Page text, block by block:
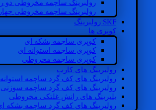
رولبرینگ ساچمه مخروطی دو
رولبرینگ ساچمه مخروطی
SKF رولبرینگ
کوپری ها
کوپری ساچمه بشکه ای
کوپری ساچمه استوانه ای
کوپری ساچمه مخروطی
رولبرینگ های کارب
رولبرینگ های کف گرد ساچمه
رولبرینگ های کف گرد ساچمه سوزنی
بلبرینگ های رانش غلتکی مخروطی
رولبرینگ های کف گرد ساچمه بشکه